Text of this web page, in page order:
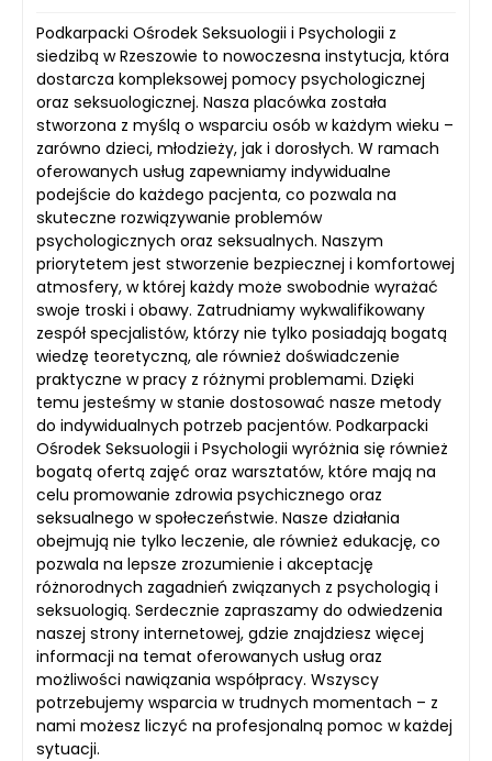
Podkarpacki Ośrodek Seksuologii i Psychologii z
siedzibą w Rzeszowie to nowoczesna instytucja, która
dostarcza kompleksowej pomocy psychologicznej
oraz seksuologicznej. Nasza placówka została
stworzona z myślą o wsparciu osób w każdym wieku –
zarówno dzieci, młodzieży, jak i dorosłych. W ramach
oferowanych usług zapewniamy indywidualne
podejście do każdego pacjenta, co pozwala na
skuteczne rozwiązywanie problemów
psychologicznych oraz seksualnych. Naszym
priorytetem jest stworzenie bezpiecznej i komfortowej
atmosfery, w której każdy może swobodnie wyrażać
swoje troski i obawy. Zatrudniamy wykwalifikowany
zespół specjalistów, którzy nie tylko posiadają bogatą
wiedzę teoretyczną, ale również doświadczenie
praktyczne w pracy z różnymi problemami. Dzięki
temu jesteśmy w stanie dostosować nasze metody
do indywidualnych potrzeb pacjentów. Podkarpacki
Ośrodek Seksuologii i Psychologii wyróżnia się również
bogatą ofertą zajęć oraz warsztatów, które mają na
celu promowanie zdrowia psychicznego oraz
seksualnego w społeczeństwie. Nasze działania
obejmują nie tylko leczenie, ale również edukację, co
pozwala na lepsze zrozumienie i akceptację
różnorodnych zagadnień związanych z psychologią i
seksuologią. Serdecznie zapraszamy do odwiedzenia
naszej strony internetowej, gdzie znajdziesz więcej
informacji na temat oferowanych usług oraz
możliwości nawiązania współpracy. Wszyscy
potrzebujemy wsparcia w trudnych momentach – z
nami możesz liczyć na profesjonalną pomoc w każdej
sytuacji.